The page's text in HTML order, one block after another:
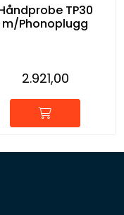
TP30
m/Phonoplugg
2.921,00